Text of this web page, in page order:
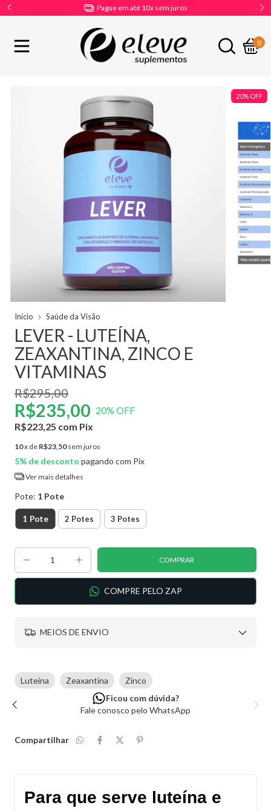
Frete Grátis apartir de R$399
0
20% OFF
Início Saúde da Visão
LEVER - LUTEÍNA,
ZEAXANTINA, ZINCO E
VITAMINAS
R$295,00
R$235,00 20% OFF
R$223,25 com Pix
10x de R$23,50 sem juros
5% de desconto pagando com Pix
Ver mais detalhes
Pote: 1 Pote
1 Pote 2 Potes 3 Potes
COMPRE PELO ZAP
MEIOS DE ENVIO
Luteina Zeaxantina
Zinco
Segurança garantida
Site 100% seguro
Compartilhar
Para que serve luteína e